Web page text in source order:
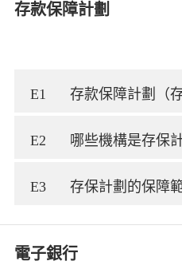
存款保障計劃
E1 存款保障計劃（
E2 哪些機構是存保
E3 存保計劃的保障
電子銀行